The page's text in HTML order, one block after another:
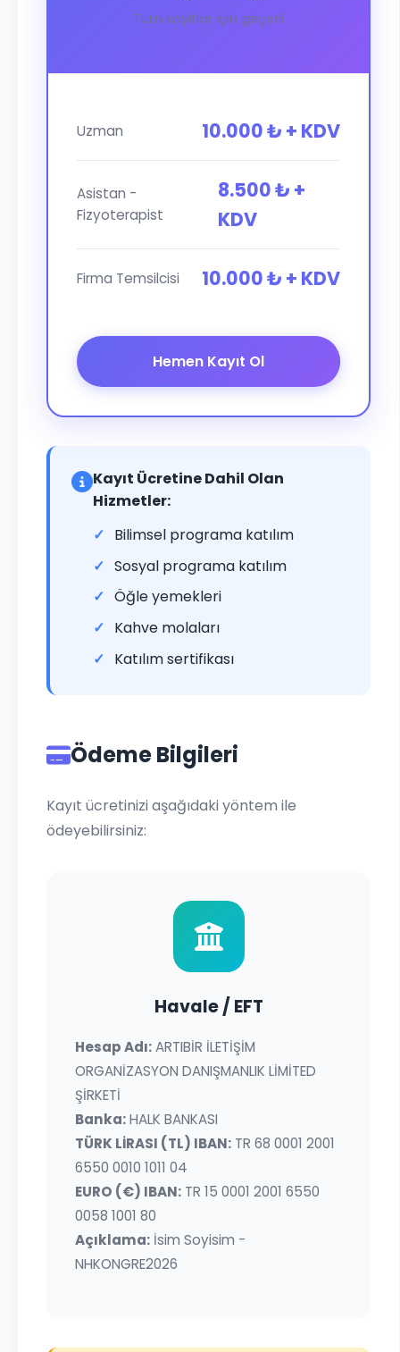
Tüm kayıtlar için geçerli
Uzman 10.000 ₺ + KDV
Asistan -
Fizyoterapist
8.500 ₺ +
KDV
Firma Temsilcisi 10.000 ₺ + KDV
Hemen Kayıt Ol
Kayıt Ücretine Dahil Olan
Hizmetler:
Bilimsel programa katılım
Sosyal programa katılım
Öğle yemekleri
Kahve molaları
Katılım sertifikası
Ödeme Bilgileri
Kayıt ücretinizi aşağıdaki yöntem ile
ödeyebilirsiniz:
Havale / EFT
Hesap Adı:ARTIBİR İLETİŞİM
ORGANİZASYON DANIŞMANLIK LİMİTED
ŞİRKETİ
Banka:HALK BANKASI
TÜRK LİRASI (TL) IBAN: TR 68 0001 2001
6550 0010 1011 04
EURO (€) IBAN: TR 15 0001 2001 6550
0058 1001 80
Açıklama: İsim Soyisim -
NHKONGRE2026